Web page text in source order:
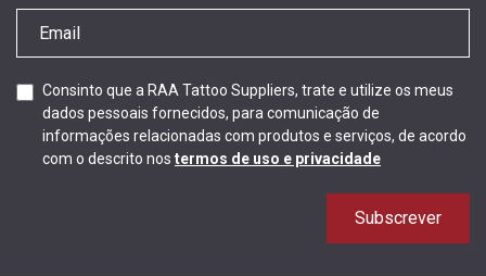
Consinto que a RAA Tattoo Suppliers, trate e utilize os meus
dados pessoais fornecidos, para comunicação de
informações relacionadas com produtos e serviços, de acordo
com o descrito nos termos de uso e privacidade
Subscrever